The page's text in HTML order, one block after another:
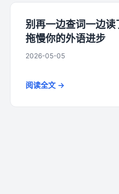
别再一边查词一边
拖慢你的外语进步
2026-05-05
阅读全文 →